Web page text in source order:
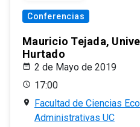
Conferencias
Mauricio Tejada,
Hurtado
2 de Mayo de 2019
17:00
Facultad de Ciencias
Administrativas UC